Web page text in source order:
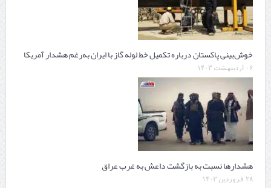
خوش‌بینی پاکستان درباره تکمیل خط‌ لوله گاز با ایران به‌رغم هشدار آمریکا
۰۶ اردیبهشت ۱۴۰۳
هشدارها نسبت به بازگشت داعش به غرب عراق
۲۸ فروردین ۱۴۰۳